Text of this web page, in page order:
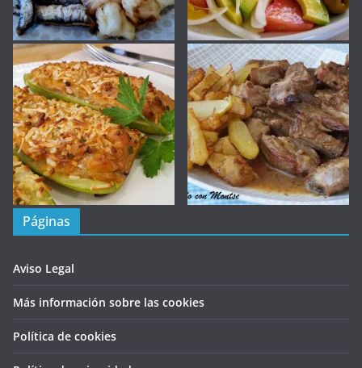
Páginas
Aviso Legal
Más información sobre las cookies
Política de cookies